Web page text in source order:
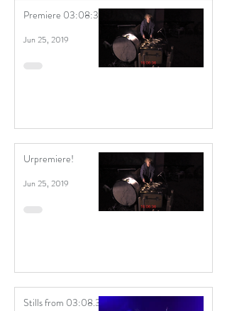
Premiere 03:08:38!
Jun 25, 2019
Urpremiere!
Jun 25, 2019
Stills from 03:08.38